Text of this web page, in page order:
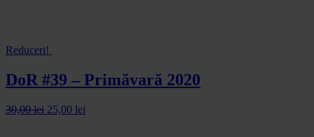
Reduceri!
DoR #39 – Primăvară 2020
30,00lei 25,00 lei